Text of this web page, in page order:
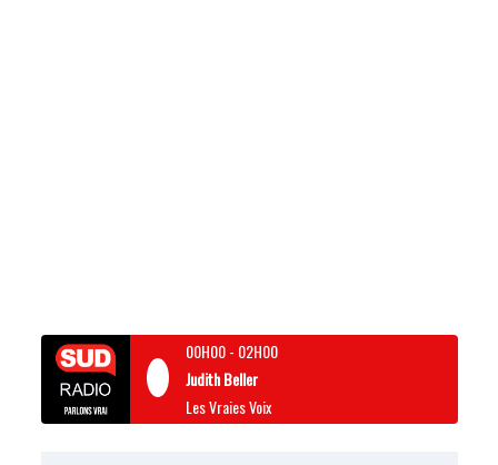
00H00- 02H00
Judith Beller
Les Vraies Voix